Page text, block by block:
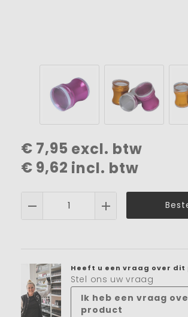
€ 7,95 excl. btw
€ 9,62 incl. btw
Heeft u een vraag over dit
Stel ons uw vraag
Ik heb een vraag
product